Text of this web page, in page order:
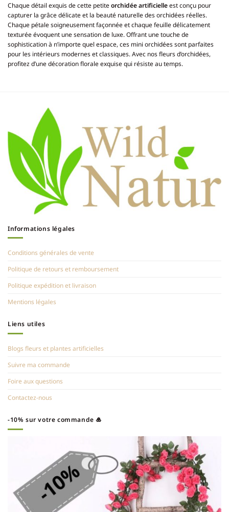
Chaque détail exquis de cette petiteorchidée artificielleest conçu pour
capturer la grâce délicate et la beauté naturelle des orchidées réelles.
Chaque pétale soigneusement façonnée et chaque feuille délicatement
texturée évoquent une sensation de luxe. Offrant une touche de
sophistication à n’importe quel espace, ces mini orchidées sont parfaites
pour les intérieurs modernes et classiques. Avec nos fleurs d’orchidées,
profitez d’une décoration florale exquise qui résiste au temps.
Informations légales
Conditions générales de vente
Politique de retours et remboursement
Politique expédition et livraison
Mentions légales
Liens utiles
Blogs fleurs et plantes artificielles
Suivre ma commande
Foire aux questions
Contactez-nous
-10% sur votre commande 🎍